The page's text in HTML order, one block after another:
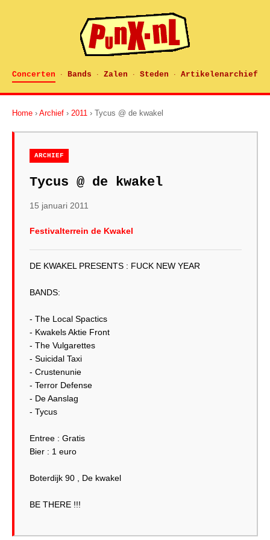
Concerten · Bands · Zalen · Steden · Artikelenarchief
Home › Archief › 2011 › Tycus @ de kwakel
ARCHIEF
Tycus @ de kwakel
15 januari 2011
Festivalterrein de Kwakel
DE KWAKEL PRESENTS : FUCK NEW YEAR
BANDS:
- The Local Spactics
- Kwakels Aktie Front
- The Vulgarettes
- Suicidal Taxi
- Crustenunie
- Terror Defense
- De Aanslag
- Tycus
Entree : Gratis
Bier : 1 euro
Boterdijk 90 , De kwakel
BE THERE !!!